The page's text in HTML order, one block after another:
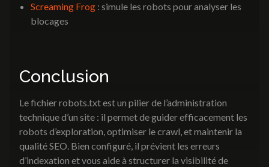
Screaming Frog : simule les robots pour analyser les
blocages
Conclusion
Le fichier robots.txt est un pilier de l’administration
technique d’un site : il permet de guider efficacement les
robots d’exploration, optimiser le crawl, et maintenir la
qualité SEO. Bien configuré, il prévient les erreurs
d’indexation et vous aide à structurer la visibilité de